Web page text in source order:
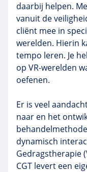
daarbij helpen.
vanuit de
cliënt mee in
werelden. Hierin
tempo leren. Je
op VR-werelden
oefenen.
Er is veel
naar en het
dynamisch
Gedragstherapie
CGT levert een